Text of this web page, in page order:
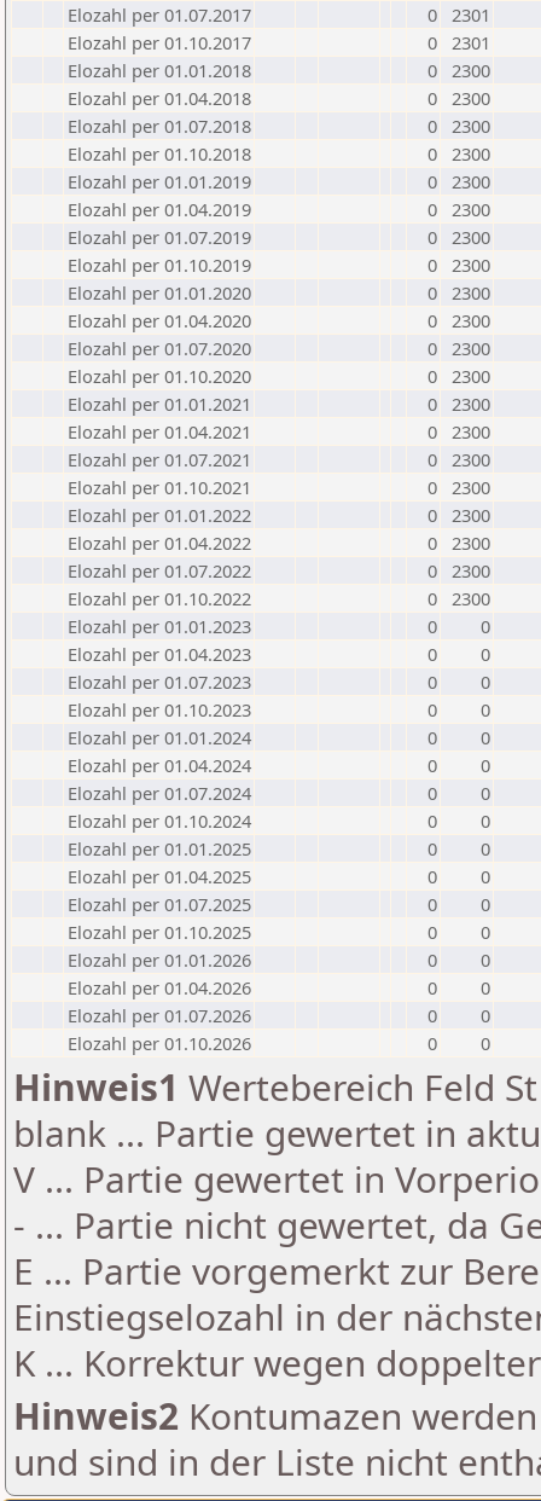
Elozahl per 01.07.2017
0 2301
Elozahl per 01.10.2017
0 2301
Elozahl per 01.01.2018
0 2300
Elozahl per 01.04.2018
0 2300
Elozahl per 01.07.2018
0 2300
Elozahl per 01.10.2018
0 2300
Elozahl per 01.01.2019
0 2300
Elozahl per 01.04.2019
0 2300
Elozahl per 01.07.2019
0 2300
Elozahl per 01.10.2019
0 2300
Elozahl per 01.01.2020
0 2300
Elozahl per 01.04.2020
0 2300
Elozahl per 01.07.2020
0 2300
Elozahl per 01.10.2020
0 2300
Elozahl per 01.01.2021
0 2300
Elozahl per 01.04.2021
0 2300
Elozahl per 01.07.2021
0 2300
Elozahl per 01.10.2021
0 2300
Elozahl per 01.01.2022
0 2300
Elozahl per 01.04.2022
0 2300
Elozahl per 01.07.2022
0 2300
Elozahl per 01.10.2022
0 2300
Elozahl per 01.01.2023
0
0
Elozahl per 01.04.2023
0
0
Elozahl per 01.07.2023
0
0
Elozahl per 01.10.2023
0
0
Elozahl per 01.01.2024
0
0
Elozahl per 01.04.2024
0
0
Elozahl per 01.07.2024
0
0
Elozahl per 01.10.2024
0
0
Elozahl per 01.01.2025
0
0
Elozahl per 01.04.2025
0
0
Elozahl per 01.07.2025
0
0
Elozahl per 01.10.2025
0
0
Elozahl per 01.01.2026
0
0
Elozahl per 01.04.2026
0
0
Elozahl per 01.07.2026
0
0
Elozahl per 01.10.2026
0 0
Hinweis1 Wertebereich Feld
blank ... Partie gewertet in
V ... Partie gewertet in
- ... Partie nicht gewertet, da
E ... Partie vorgemerkt zur
Einstiegselozahl in der
K ... Korrektur wegen
Hinweis2 Kontumazen
und sind in der Liste nicht